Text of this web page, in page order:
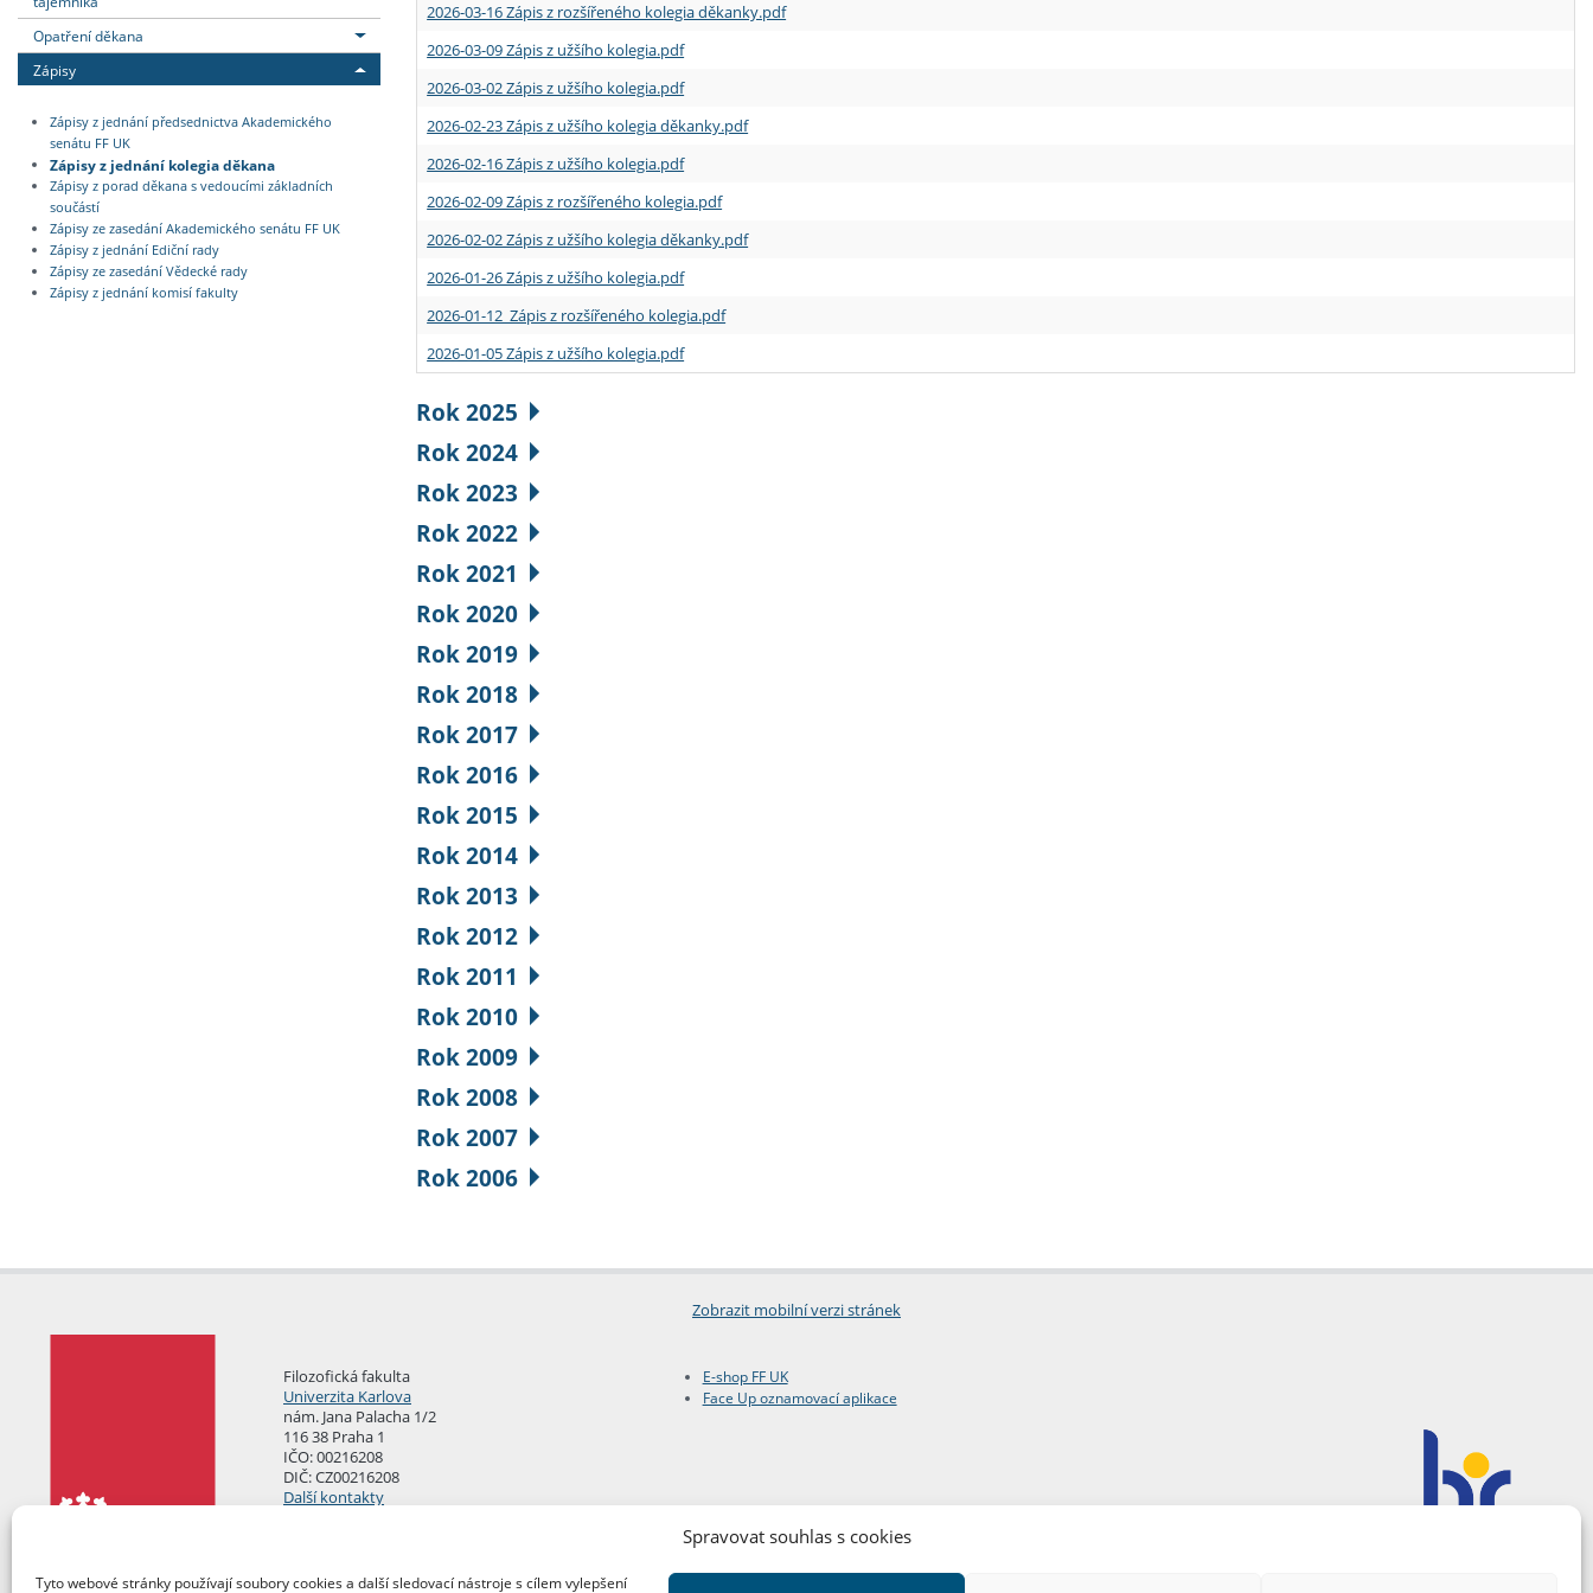
Spravovat souhlas s cookies
Tyto webové stránky používají soubory cookies a další sledovací nástroje s cílem vylepšení
Opatření děkana
Zápisy
Zápisy z jednání předsednictva Akademického
senátu FF UK
Zápisy z jednání kolegia děkana
Zápisy z porad děkana s vedoucími základních
součástí
Zápisy ze zasedání Akademického senátu FF UK
Zápisy z jednání Ediční rady
Zápisy ze zasedání Vědecké rady
Zápisy z jednání komisí fakulty
2026-03-16 Zápis z rozšířeného kolegia děkanky.pdf
2026-03-09 Zápis z užšího kolegia.pdf
2026-03-02 Zápis z užšího kolegia.pdf
2026-02-23 Zápis z užšího kolegia děkanky.pdf
2026-02-16 Zápis z užšího kolegia.pdf
2026-02-09 Zápis z rozšířeného kolegia.pdf
2026-02-02 Zápis z užšího kolegia děkanky.pdf
2026-01-26 Zápis z užšího kolegia.pdf
2026-01-12 Zápis z rozšířeného kolegia.pdf
2026-01-05 Zápis z užšího kolegia.pdf
Rok 2025
Rok 2024
Rok 2023
Rok 2022
Rok 2021
Rok 2020
Rok 2019
Rok 2018
Rok 2017
Rok 2016
Rok 2015
Rok 2014
Rok 2013
Rok 2012
Rok 2011
Rok 2010
Rok 2009
Rok 2008
Rok 2007
Rok 2006
Zobrazit mobilní verzi stránek
Filozofická fakulta
Univerzita Karlova
nám. Jana Palacha 1/2
116 38 Praha 1
IČO: 00216208
DIČ: CZ00216208
Další kontakty
E-shop FF UK
Face Up oznamovací aplikace